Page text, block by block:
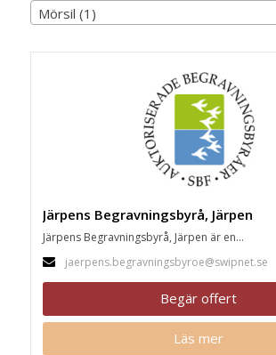
Mörsil (1)
Järpens Begravningsbyrå, Järpen
Järpens Begravningsbyrå, Järpen är en...
jaerpens.begravningsbyroe@swipnet.se
Begär offert
Läs mer